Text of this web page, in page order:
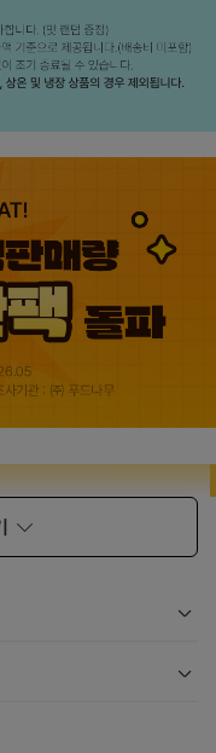
내용
내용